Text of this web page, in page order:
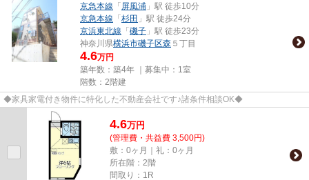
京急本線 「 屏風浦 」駅 徒歩10分
京急本線 「 杉田 」駅 徒歩24分
京浜東北線 「 磯子 」駅 徒歩23分
神奈川県横浜市磯子区森 ５丁目
4.6万円
築年数：築4年 ｜募集中： 1室
階数：2階建
◆家具家電付き物件に特化した不動産会社です♪諸条件相談OK◆
4.6万円
(管理費・共益費 3,500円)
敷：0ヶ月｜礼：0ヶ月
所在階：2階
間取り：1R